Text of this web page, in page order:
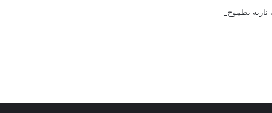
بطموح التأهل إلى ثمن النهائي